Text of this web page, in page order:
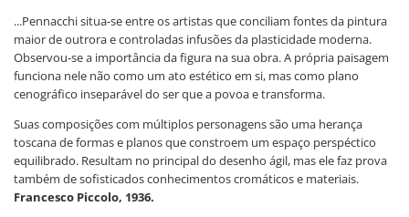
...Pennacchi situa-se entre os artistas que conciliam fontes da pintura
maior de outrora e controladas infusões da plasticidade moderna.
Observou-se a importância da figura na sua obra. A própria paisagem
funciona nele não como um ato estético em si, mas como plano
cenográfico inseparável do ser que a povoa e transforma.
Suas composições com múltiplos personagens são uma herança
toscana de formas e planos que constroem um espaço perspéctico
equilibrado. Resultam no principal do desenho ágil, mas ele faz prova
também de sofisticados conhecimentos cromáticos e materiais.
Francesco Piccolo, 1936.